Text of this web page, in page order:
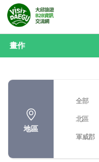
畫作
地區
全部
北區
軍威郡